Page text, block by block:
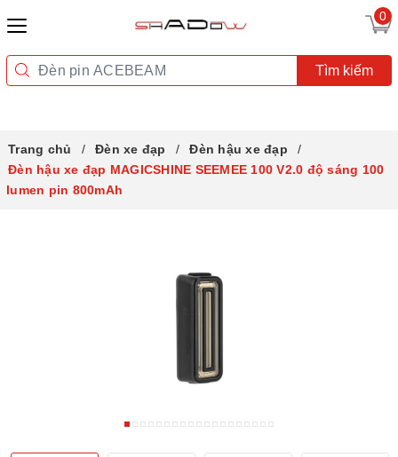
0
Tìm kiếm
Trang chủ Đèn xe đạp
Đèn hậu xe đạp
Đèn hậu xe đạp MAGICSHINE SEEMEE 100 V2.0 độ sáng 100
lumen pin 800mAh